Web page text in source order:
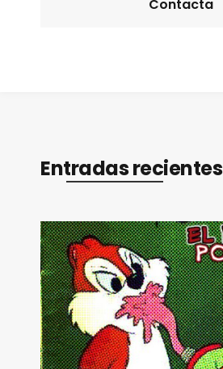
Contacta
Entradas recientes